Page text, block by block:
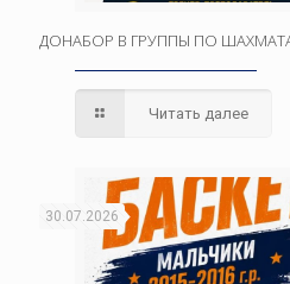
ДОНАБОР В ГРУППЫ ПО
Читать далее
30.07.2026